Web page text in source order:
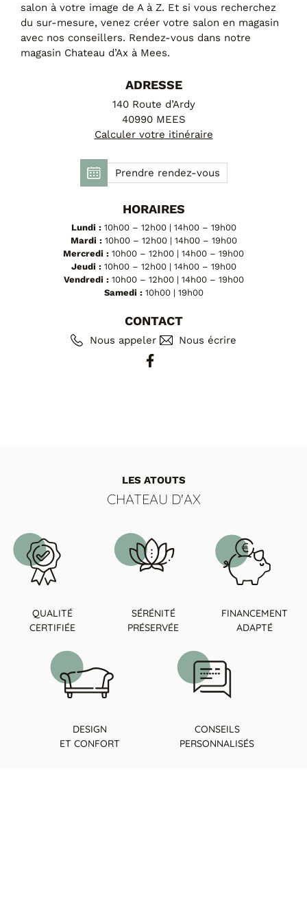
Fauteuils
Poufs
CANAPÉS
Tous les produits
Voir tous les produits et collections
salon à votre image de A à Z. Et si vous recherchez
du sur-mesure, venez créer votre salon en magasin
avec nos conseillers. Rendez-vous dans notre
magasin Chateau d’Ax à Mees.
ADRESSE
140 Route d’Ardy
40990 MEES
Calculer votre itinéraire
Prendre rendez-vous
HORAIRES
Lundi :10h00 – 12h00 | 14h00 – 19h00
Mardi :10h00 – 12h00 | 14h00 – 19h00
Mercredi : 10h00 – 12h00 | 14h00 – 19h00
Jeudi :10h00 – 12h00 | 14h00 – 19h00
Vendredi :10h00 – 12h00 | 14h00 – 19h00
Samedi :10h00 | 19h00
CONTACT
Nous appeler Nous écrire
LES ATOUTS
CHATEAU D'AX
QUALITÉ
CERTIFIÉE
SÉRÉNITÉ
PRÉSERVÉE
FINANCEMENT
ADAPTÉ
DESIGN
ET CONFORT
CONSEILS
PERSONNALISÉS